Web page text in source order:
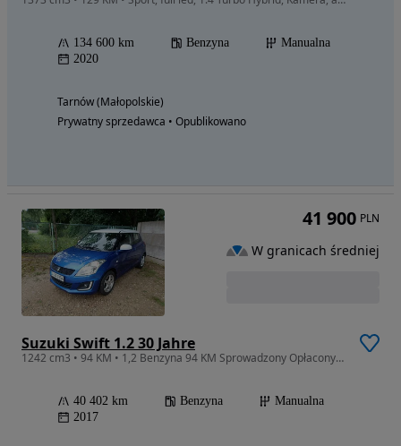
134 600 km Benzyna
Manualna
2020
Tarnów (Małopolskie)
Prywatny sprzedawca • Opublikowano
Suzuki Swift 1.2 30 Jahre
1242 cm3 • 94 KM • 1,2 Benzyna 94 KM Sprowadzony Opłacony 40 tys. km Stan !!
40 402 km Benzyna
Manualna
2017
41 900 PLN
W granicach średniej